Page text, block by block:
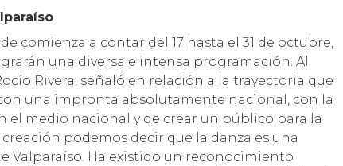
comienza a contar del 17 hasta el 31 de octubre,
una diversa e intensa programación. Al
Rivera, señaló en relación a la trayectoria que
una impronta absolutamente nacional, con la
el medio nacional y de crear un público para la
creación podemos decir que la danza es una
Valparaíso. Ha existido un reconocimiento